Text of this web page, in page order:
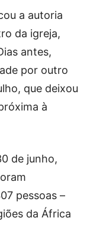
a autoria
da igreja,
antes,
por outro
que deixou
à
de junho,
pessoas –
da África